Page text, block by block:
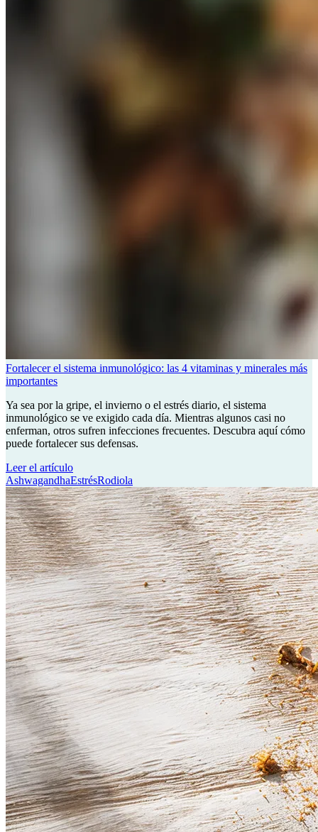
Fortalecer el sistema inmunológico: las 4 vitaminas y minerales más
importantes
Ya sea por la gripe, el invierno o el estrés diario, el sistema
inmunológico se ve exigido cada día. Mientras algunos casi no
enferman, otros sufren infecciones frecuentes. Descubra aquí cómo
puede fortalecer sus defensas.
Leer el artículo
AshwagandhaEstrésRodiola